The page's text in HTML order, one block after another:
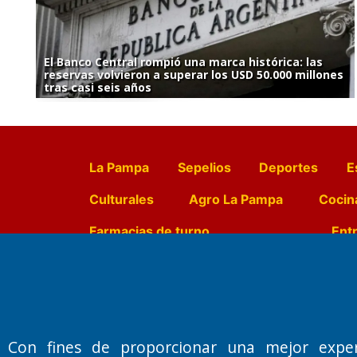
El Banco Central rompió una marca histórica: las
reservas volvieron a superar los USD 50.000 millones
tras casi seis años
La Pampa Sepelios Deportes
Culturales
Agro La Pampa
Farmacias de turno
Primera edición: Domingo 3 de
Con fines de proporcionar una mejor